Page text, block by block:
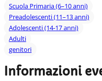
Scuola Primaria (6–10 anni)
Preadolescenti (11–13 anni)
Adolescenti (14-17 anni)
Adulti
genitori
Informazioni